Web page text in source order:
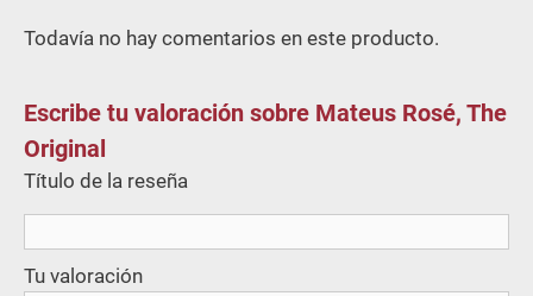
Todavía no hay comentarios en este producto.
Escribe tu valoración sobre Mateus Rosé, The
Original
Título de la reseña
Tu valoración